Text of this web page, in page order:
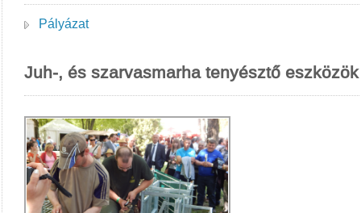
Pályázat
Juh-, és szarvasmarha tenyésztő eszközök